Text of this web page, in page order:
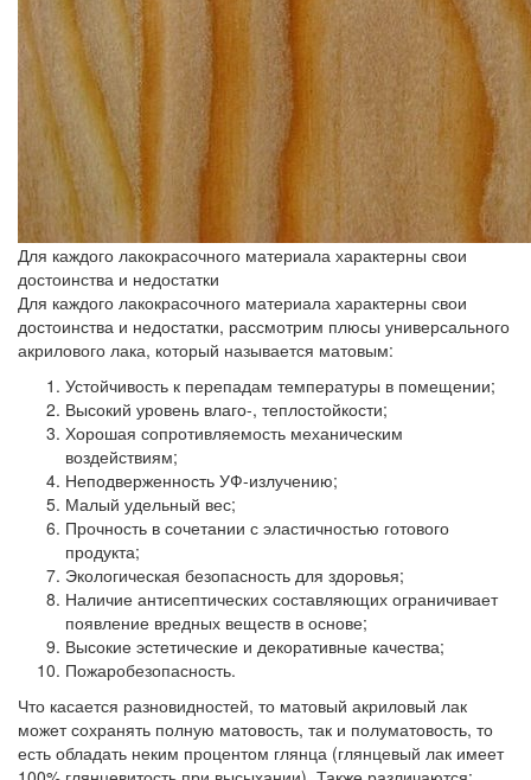
Для каждого лакокрасочного материала характерны свои
достоинства и недостатки
Для каждого лакокрасочного материала характерны свои
достоинства и недостатки, рассмотрим плюсы универсального
акрилового лака, который называется матовым:
Устойчивость к перепадам температуры в помещении;
Высокий уровень влаго-, теплостойкости;
Хорошая сопротивляемость механическим
воздействиям;
Неподверженность УФ-излучению;
Малый удельный вес;
Прочность в сочетании с эластичностью готового
продукта;
Экологическая безопасность для здоровья;
Наличие антисептических составляющих ограничивает
появление вредных веществ в основе;
Высокие эстетические и декоративные качества;
Пожаробезопасность.
Что касается разновидностей, то матовый акриловый лак
может сохранять полную матовость, так и полуматовость, то
есть обладать неким процентом глянца (глянцевый лак имеет